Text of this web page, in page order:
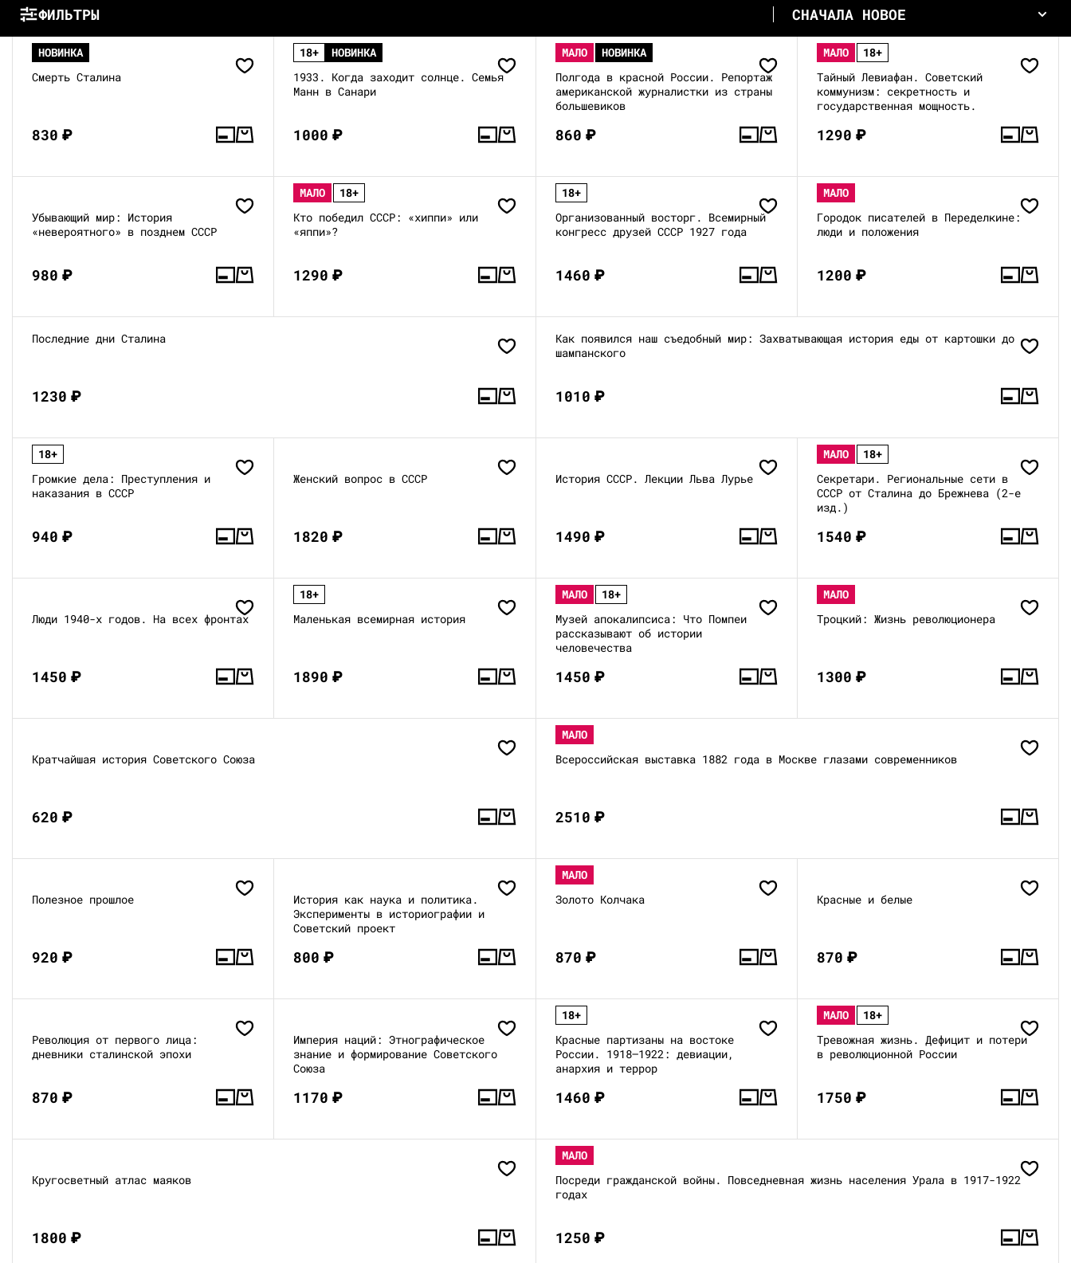
ФИЛЬТРЫ СНАЧАЛА НОВОЕ
НОВИНКА
Смерть Сталина
830₽
18+
НОВИНКА
1933. Когда заходит солнце. Семья
Манн в Санари
1000₽
МАЛО
НОВИНКА
Полгода в красной России. Репортаж
американской журналистки из страны
большевиков
860₽
МАЛО
18+
Тайный Левиафан. Советский
коммунизм: секретность и
государственная мощность.
1290₽
Убывающий мир: История
«невероятного» в позднем СССР
980₽
МАЛО
18+
Кто победил СССР: «хиппи» или
«яппи»?
1290₽
18+
Организованный восторг. Всемирный
конгресс друзей СССР 1927 года
1460₽
МАЛО
Городок писателей в Переделкине:
люди и положения
1200₽
Последние дни Сталина
1230₽
Как появился наш съедобный мир: Захватывающая история еды от картошки до
шампанского
1010₽
18+
Громкие дела: Преступления и
наказания в СССР
940₽
Женский вопрос в СССР
1820₽
История СССР. Лекции Льва Лурье
1490₽
МАЛО
18+
Секретари. Региональные сети в
СССР от Сталина до Брежнева (2-е
изд.)
1540₽
Люди 1940-х годов. На всех фронтах
1450₽
18+
Маленькая всемирная история
1890₽
МАЛО
18+
Музей апокалипсиса: Что Помпеи
рассказывают об истории
человечества
1450₽
МАЛО
Троцкий: Жизнь революционера
1300₽
Кратчайшая история Советского Союза
620₽
МАЛО
Всероссийская выставка 1882 года в Москве глазами современников
2510₽
Полезное прошлое
920₽
История как наука и политика.
Эксперименты в историографии и
Советский проект
800₽
МАЛО
Золото Колчака
870₽
Красные и белые
870₽
Революция от первого лица:
дневники сталинской эпохи
870₽
Империя наций: Этнографическое
знание и формирование Советского
Союза
1170₽
18+
Красные партизаны на востоке
России. 1918–1922: девиации,
анархия и террор
1460₽
МАЛО
18+
Тревожная жизнь. Дефицит и потери
в революционной России
1750₽
Кругосветный атлас маяков
1800₽
МАЛО
Посреди гражданской войны. Повседневная жизнь населения Урала в 1917-1922
годах
1250₽